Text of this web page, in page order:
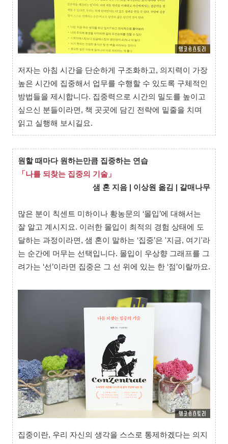
저자는 아침 시간을 단순하게 구조화하고, 의지력이 가장
높은 시간에 집중해서 업무를 수행할 수 있도록 구체적인
방법들을 제시합니다. 집중력으로 시간의 밀도를 높이고
싶으신 분들이라면, 책 곳곳에 담긴 전략에 밑줄을 치며
읽고 실행해 보시길요.
원할 때마다 원하는만큼 집중하는 연습
「나를 되찾는 집중의 기술」
샘 혼 지음 | 이상원 옮김 | 갈매나무
많은 분이 칙센트 미하이나 황농문의 ‘몰입’에 대해서는
잘 알고 계시지요. 이러한 몰입이 최적의 경험 상태에 도
달하는 과정이라면, 샘 혼이 말하는 ‘집중’은 '지금, 여기'라
는 순간에 머무는 선택입니다. 몰입이 우상향 그래프를 그
려가는 ‘선’이라면 집중은 그 선 위에 있는 한 ‘점’이랄까요.
집중이란, 우리 자신의 생각을 스스로 통제하겠다는 의지